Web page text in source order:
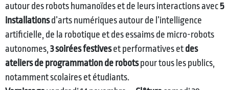
autour des robots humanoïdes et de leurs interactions avec 5
installationsd’arts numériques autour de l’intelligence
artificielle, de la robotique et des essaims de micro-robots
autonomes, 3 soirées festiveset performatives et des
ateliers de programmation de robotspour tous les publics,
notamment scolaires et étudiants.